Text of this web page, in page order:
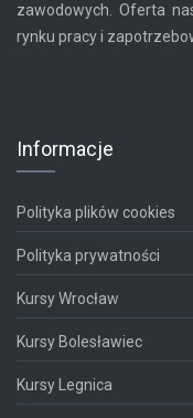
zawodowych. Oferta
rynku pracy i
Informacje
Polityka plików cookies
Polityka prywatności
Kursy Wrocław
Kursy Bolesławiec
Kursy Legnica